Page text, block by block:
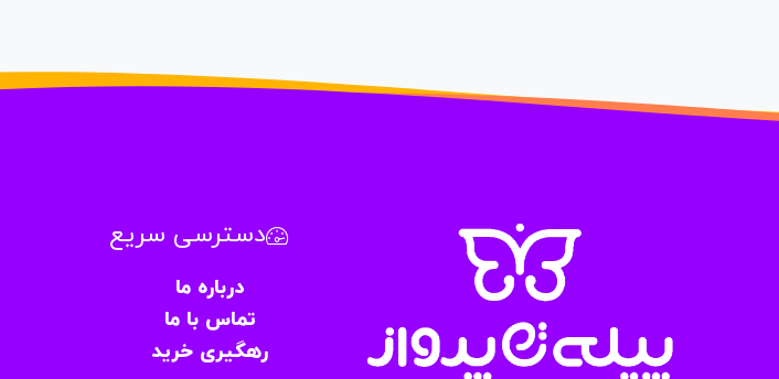
دسترسی سریع
درباره ما
تماس با ما
رهگیری خرید